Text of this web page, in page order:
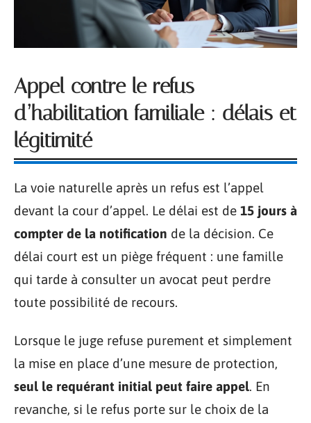
Appel contre le refus
d’habilitation familiale : délais et
légitimité
La voie naturelle après un refus est l’appel
devant la cour d’appel. Le délai est de 15 jours à
compter de la notification de la décision. Ce
délai court est un piège fréquent : une famille
qui tarde à consulter un avocat peut perdre
toute possibilité de recours.
Lorsque le juge refuse purement et simplement
la mise en place d’une mesure de protection,
seul le requérant initial peut faire appel. En
revanche, si le refus porte sur le choix de la